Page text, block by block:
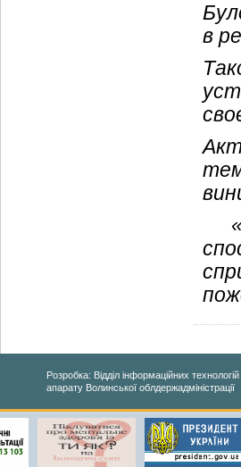
в
Розробка: Відділ інформаційних технологій
апарату Волинської облдержадміністрації